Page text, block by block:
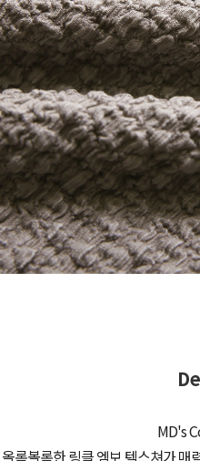
MD's
올록볼록한 링클 엠보 텍스쳐가 매